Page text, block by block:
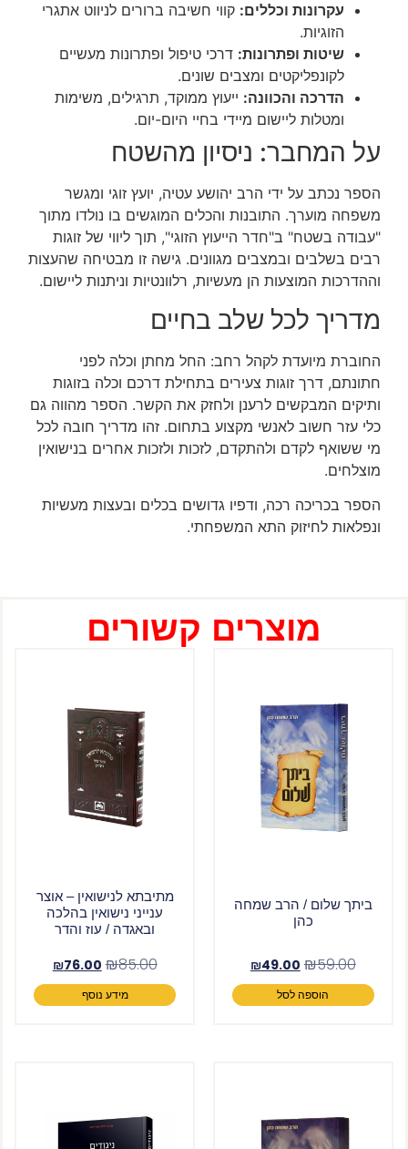
עקרונות וכללים:קווי חשיבה ברורים לניווט אתגרי
הזוגיות.
שיטות ופתרונות:דרכי טיפול ופתרונות מעשיים
לקונפליקטים ומצבים שונים.
הדרכה והכוונה:ייעוץ ממוקד, תרגילים, משימות
ומטלות ליישום מיידי בחיי היום-יום.
על המחבר: ניסיון מהשטח
הספר נכתב על ידי הרב יהושע עטיה, יועץ זוגי ומגשר
משפחה מוערך. התובנות והכלים המוגשים בו נולדו מתוך
"עבודה בשטח" ב"חדר הייעוץ הזוגי", תוך ליווי של זוגות
רבים בשלבים ובמצבים מגוונים. גישה זו מבטיחה שהעצות
וההדרכות המוצעות הן מעשיות, רלוונטיות וניתנות ליישום.
מדריך לכל שלב בחיים
החוברת מיועדת לקהל רחב: החל מחתן וכלה לפני
חתונתם, דרך זוגות צעירים בתחילת דרכם וכלה בזוגות
ותיקים המבקשים לרענן ולחזק את הקשר. הספר מהווה גם
כלי עזר חשוב לאנשי מקצוע בתחום. זהו מדריך חובה לכל
מי ששואף לקדם ולהתקדם, לזכות ולזכות אחרים בנישואין
מוצלחים.
הספר בכריכה רכה, ודפיו גדושים בכלים ובעצות מעשיות
ונפלאות לחיזוק התא המשפחתי.
מוצרים קשורים
ביתך שלום / הרב שמחה
כהן
₪59.00
₪49.00
הוספה לסל
מתיבתא לנישואין – אוצר
ענייני נישואין בהלכה
ובאגדה / עוז והדר
₪85.00
₪76.00
מידע נוסף